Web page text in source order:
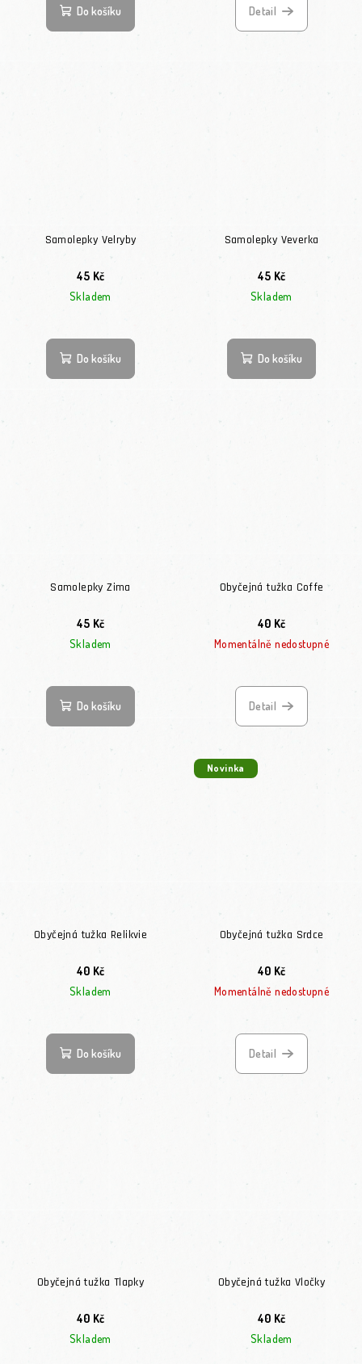
Do košíku Detail
Samolepky Velryby
45 Kč
Skladem
Do košíku
Samolepky Veverka
45 Kč
Skladem
Do košíku
Samolepky Zima
45 Kč
Skladem
Do košíku
Obyčejná tužka Coffe
40 Kč
Momentálně nedostupné
Detail
Obyčejná tužka Relikvie
40 Kč
Skladem
Do košíku
Novinka
Obyčejná tužka Srdce
40 Kč
Momentálně nedostupné
Detail
Obyčejná tužka Tlapky
40 Kč
Skladem
Obyčejná tužka Vločky
40 Kč
Skladem